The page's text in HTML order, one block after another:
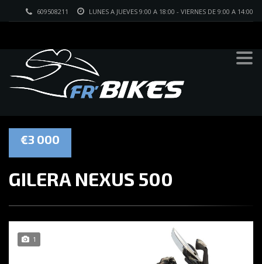
LUNES A JUEVES 9:00 A 18:00 - VIERNES DE 9:00 A 14:00
609508211
€3 000
GILERA NEXUS 500
1